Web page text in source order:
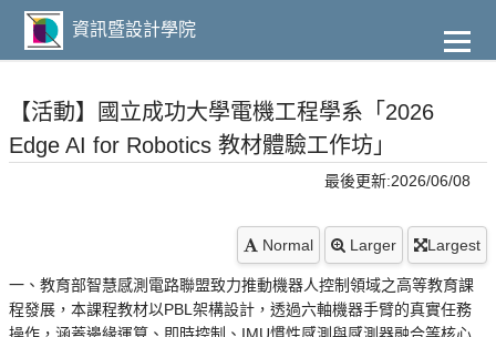
主
要
容
資訊暨設計學院
【活動】國立成功大學電機工程學系「2026
Edge AI for Robotics 教材體驗工作坊」
最後更新:2026/06/08
Normal Larger Largest
一、教育部智慧感測電路聯盟致力推動機器人控制領域之高等教育課
程發展，本課程教材以PBL架構設計，透過六軸機器手臂的真實任務